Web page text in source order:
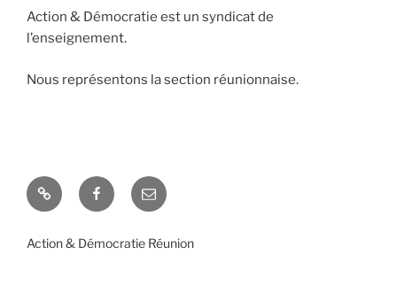
Action & Démocratie est un syndicat de
l’enseignement.
Nous représentons la section réunionnaise.
Action & Démocratie Réunion